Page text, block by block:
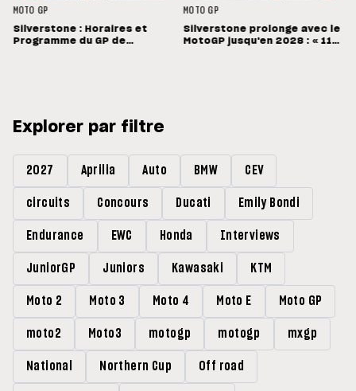
MOTO GP
Silverstone : Horaires et
Programme du GP de
MOTO GP
Silverstone prolonge avec le
MotoGP jusqu'en 2028 : « 11
Explorer par filtre
2027 Aprilia Auto BMW CEV
circuits Concours Ducati Emily Bondi
Endurance EWC Honda Interviews
JuniorGP Juniors Kawasaki KTM
Moto 2 Moto 3 Moto 4 Moto E Moto GP
moto2 Moto3 motogp motogp mxgp
National Northern Cup Off road